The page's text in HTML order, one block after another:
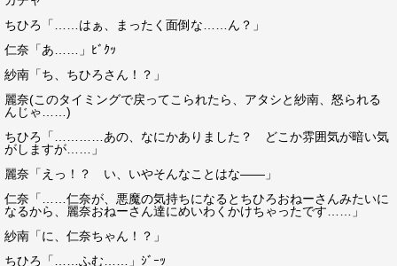
ちひろ「……はぁ、まったく面倒な……ん？」
仁奈「あ……」ﾋﾞｸｯ
紗南「ち、ちひろさん！？」
麗奈(このタイミングで戻ってこられたら、アタシと紗南、怒られる
んじゃ……)
ちひろ「…………あの、なにかありました？ どこか雰囲気が暗い気
がしますが……」
麗奈「えっ！？ い、いやそんなことはな――」
仁奈「……仁奈が、悪魔の気持ちになるとちひろおねーさんみたいに
なるから、麗奈おねーさん達にめいわくかけちゃったです……」
紗南「に、仁奈ちゃん！？」
ちひろ「……ふむ……」ｼﾞｰｯ